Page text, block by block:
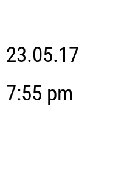
23.05.17
7:55 pm